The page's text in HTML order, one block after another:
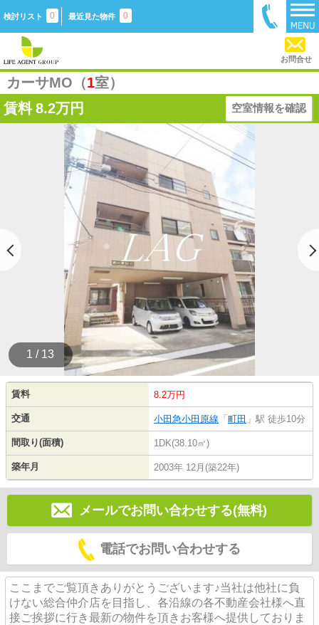
検討リスト 0 最近見た物件 0
お問合せ
カーサMO（1室）
賃料 8.2万円 空室情報を確認
1 / 13
賃料 8.2万円
交通 小田急小田原線 「 町田 」駅 徒歩10分
間取り(面積) 1DK(38.10㎡)
築年月 2003年 12月(築22年)
メールでお問い合わせする(無料)
電話でお問い合わせする
ここまでご覧頂きありがとうございます♪当社は他社に負
けない総合仲介店を目指し、各沿線の各不動産会社様へ直
接ご挨拶に行き最新の物件を頂きお客様へ提供しておりま